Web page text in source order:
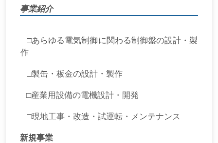
事業紹介
□あらゆる電気制御に関わる制御盤の設計・製
作
□製缶・板金の設計・製作
□産業用設備の電機設計・開発
□現地工事・改造・試運転・メンテナンス
新規事業